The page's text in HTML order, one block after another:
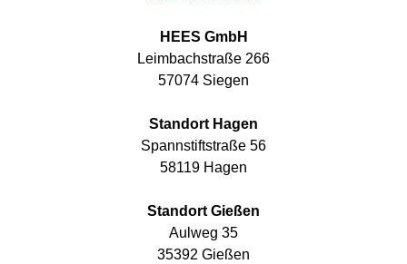
HEES GmbH
Leimbachstraße 266
57074 Siegen
Standort Hagen
Spannstiftstraße 56
58119 Hagen
Standort Gießen
Aulweg 35
35392 Gießen